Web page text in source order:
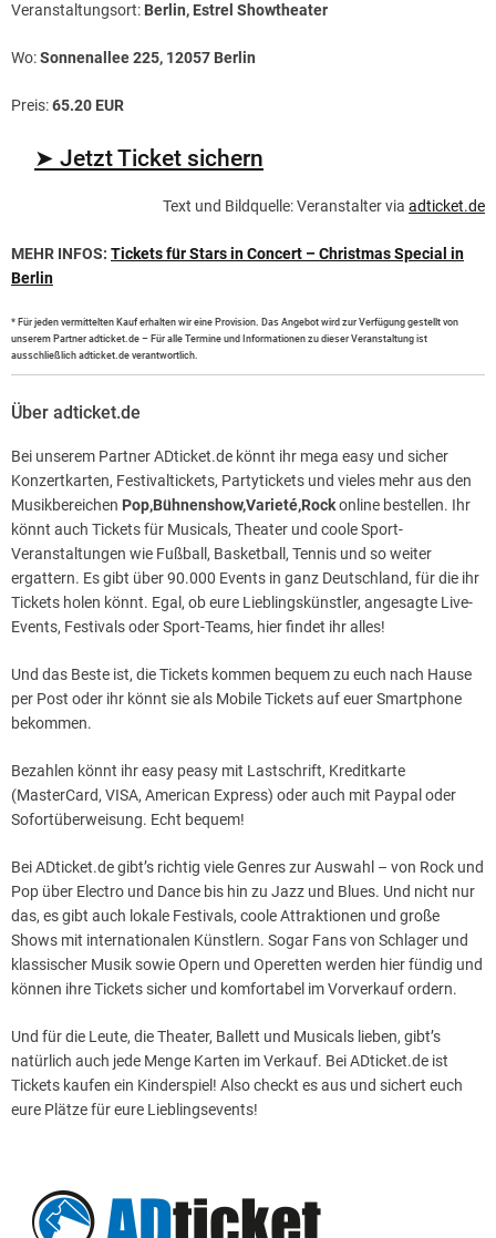
Veranstaltungsort: Berlin, Estrel Showtheater
Wo:Sonnenallee 225, 12057 Berlin
Preis:65.20 EUR
➤ Jetzt Ticket sichern
Text und Bildquelle: Veranstalter via adticket.de
MEHR INFOS: Tickets für Stars in Concert – Christmas Special in
Berlin
* Für jeden vermittelten Kauf erhalten wir eine Provision. Das Angebot wird zur Verfügung gestellt von
unserem Partner adticket.de – Für alle Termine und Informationen zu dieser Veranstaltung ist
ausschließlich adticket.de verantwortlich.
Über adticket.de
Bei unserem Partner ADticket.de könnt ihr mega easy und sicher
Konzertkarten, Festivaltickets, Partytickets und vieles mehr aus den
Musikbereichen Pop,Bühnenshow,Varieté,Rockonline bestellen. Ihr
könnt auch Tickets für Musicals, Theater und coole Sport-
Veranstaltungen wie Fußball, Basketball, Tennis und so weiter
ergattern. Es gibt über 90.000 Events in ganz Deutschland, für die ihr
Tickets holen könnt. Egal, ob eure Lieblingskünstler, angesagte Live-
Events, Festivals oder Sport-Teams, hier findet ihr alles!
Und das Beste ist, die Tickets kommen bequem zu euch nach Hause
per Post oder ihr könnt sie als Mobile Tickets auf euer Smartphone
bekommen.
Bezahlen könnt ihr easy peasy mit Lastschrift, Kreditkarte
(MasterCard, VISA, American Express) oder auch mit Paypal oder
Sofortüberweisung. Echt bequem!
Bei ADticket.de gibt’s richtig viele Genres zur Auswahl – von Rock und
Pop über Electro und Dance bis hin zu Jazz und Blues. Und nicht nur
das, es gibt auch lokale Festivals, coole Attraktionen und große
Shows mit internationalen Künstlern. Sogar Fans von Schlager und
klassischer Musik sowie Opern und Operetten werden hier fündig und
können ihre Tickets sicher und komfortabel im Vorverkauf ordern.
Und für die Leute, die Theater, Ballett und Musicals lieben, gibt’s
natürlich auch jede Menge Karten im Verkauf. Bei ADticket.de ist
Tickets kaufen ein Kinderspiel! Also checkt es aus und sichert euch
eure Plätze für eure Lieblingsevents!